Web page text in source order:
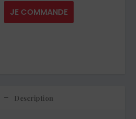
JE COMMANDE
Description